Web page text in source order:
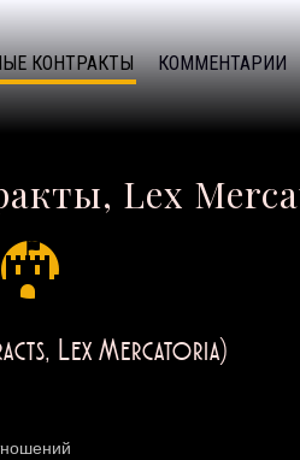
КОНТРАКТЫ КОММЕНТАРИИ
Lex
Lex Mercatoria)